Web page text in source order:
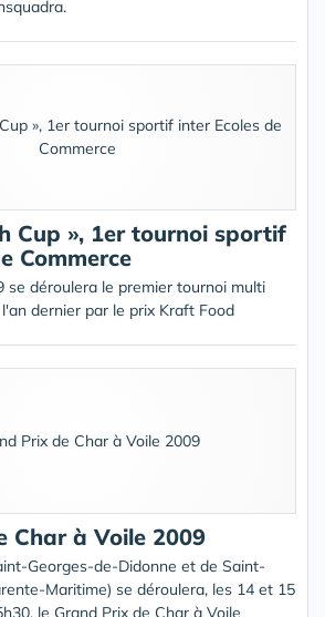
Cup », 1er tournoi sportif
Commerce
se déroulera le premier tournoi multi
dernier par le prix Kraft Food
Char à Voile 2009
Georges-de-Didonne et de Saint-
Maritime) se déroulera, les 14 et 15
le Grand Prix de Char à Voile